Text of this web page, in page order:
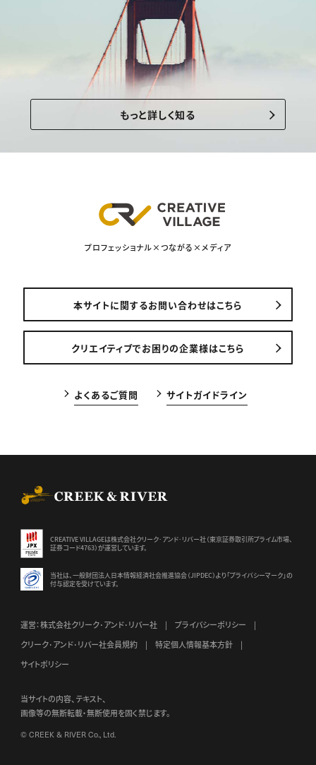
もっと詳しく知る
プロフェッショナル×つながる×メディア
本サイトに関するお問い合わせはこちら
クリエイティブでお困りの企業様はこちら
よくあるご質問 サイトガイドライン
CREATIVE VILLAGEは株式会社クリーク･アンド･リバー社（東京証券取引所プライム市場、
証券コード4763）が運営しています。
当社は、一般財団法人日本情報経済社会推進協会（JIPDEC）より 「プライバシーマーク」の
付与認定を受けています。
運営：株式会社クリーク･アンド･リバー社
プライバシーポリシー
クリーク･アンド･リバー社会員規約
特定個人情報基本方針
サイトポリシー
当サイトの内容、テキスト、
画像等の無断転載・無断使用を固く禁じます。
© CREEK & RIVER Co., Ltd.